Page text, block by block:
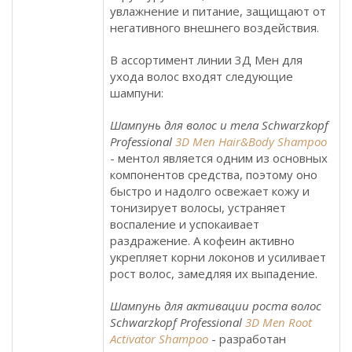
увлажнение и питание, защищают от
негативного внешнего воздействия.
В ассортимент линии 3Д Мен для
ухода волос входят следующие
шампуни:
Шампунь для волос и тела Schwarzkopf
Professional 3D Men Hair&Body Shampoo
- ментол является одним из основных
компонентов средства, поэтому оно
быстро и надолго освежает кожу и
тонизирует волосы, устраняет
воспаление и успокаивает
раздражение. А кофеин активно
укрепляет корни локонов и усиливает
рост волос, замедляя их выпадение.
Шампунь для активации роста волос
Schwarzkopf Professional 3D Men Root
Activator Shampoo - разработан